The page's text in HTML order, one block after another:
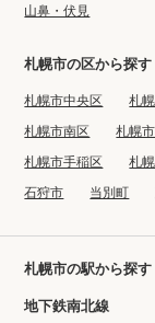
山鼻・伏見
札幌市の区から探す
札幌市中央区 札
札幌市南区
札幌
札幌市手稲区
札
石狩市
当別町
札幌市の駅から探す
地下鉄南北線